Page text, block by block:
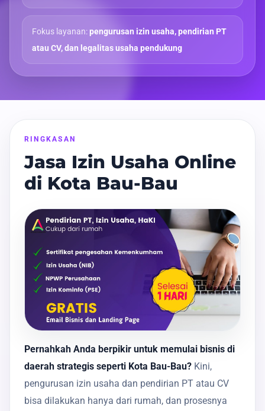
Fokus layanan:pengurusan izin usaha, pendirian PT
atau CV, dan legalitas usaha pendukung
RINGKASAN
Jasa Izin Usaha Online
di Kota Bau-Bau
Pernahkah Anda berpikir untuk memulai bisnis di
daerah strategis seperti Kota Bau-Bau? Kini,
pengurusan izin usaha dan pendirian PT atau CV
bisa dilakukan hanya dari rumah, dan prosesnya